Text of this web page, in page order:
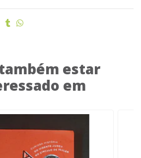
estar
em